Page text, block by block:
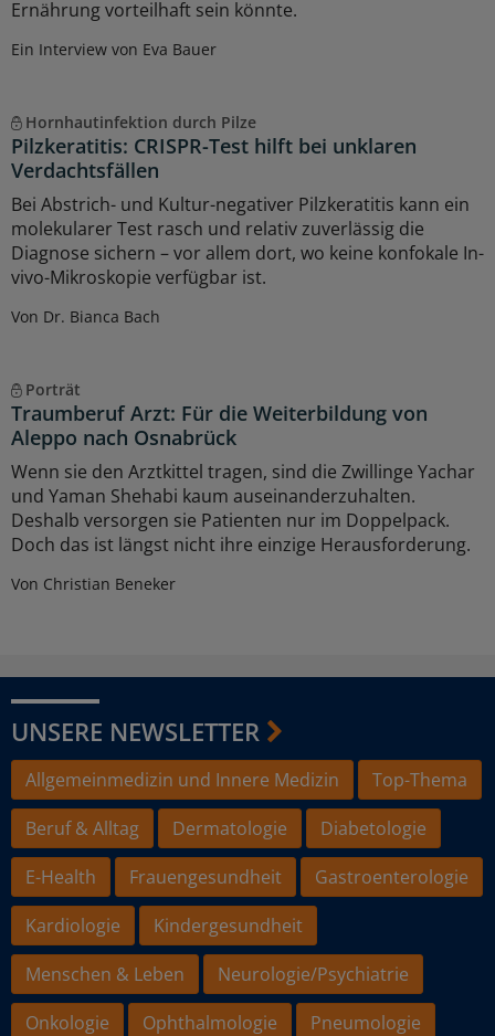
Ernährung vorteilhaft sein könnte.
Ein Interview von Eva Bauer
Hornhautinfektion durch Pilze
Pilzkeratitis: CRISPR-Test hilft bei unklaren
Verdachtsfällen
Bei Abstrich- und Kultur-negativer Pilzkeratitis kann ein
molekularer Test rasch und relativ zuverlässig die
Diagnose sichern – vor allem dort, wo keine konfokale In-
vivo-Mikroskopie verfügbar ist.
Von Dr. Bianca Bach
Porträt
Traumberuf Arzt: Für die Weiterbildung von
Aleppo nach Osnabrück
Wenn sie den Arztkittel tragen, sind die Zwillinge Yachar
und Yaman Shehabi kaum auseinanderzuhalten.
Deshalb versorgen sie Patienten nur im Doppelpack.
Doch das ist längst nicht ihre einzige Herausforderung.
Von Christian Beneker
UNSERE NEWSLETTER
Allgemeinmedizin und Innere Medizin
Top-Thema
Beruf & Alltag
Dermatologie
Diabetologie
E-Health
Frauengesundheit
Gastroenterologie
Kardiologie
Kindergesundheit
Menschen & Leben
Neurologie/Psychiatrie
Onkologie
Ophthalmologie
Pneumologie